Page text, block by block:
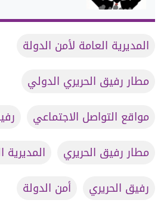
المديرية العامة لأمن الدولة
مطار رفيق الحريري الدولي
مواقع التواصل الاجتماعي
مطار رفيق الحريري
المديرية
رفيق الحريري
أمن الدولة